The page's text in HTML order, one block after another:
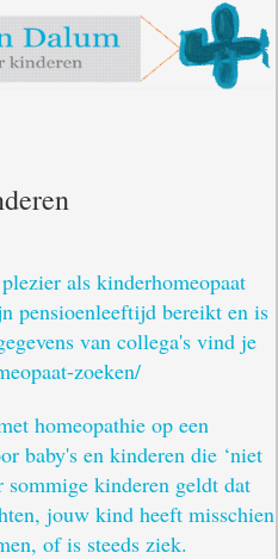
als kinderhomeopaat
pensioenleeftijd bereikt en is
van collega's vind je
zoeken/
homeopathie op een
baby's en kinderen die ‘niet
kinderen geldt dat
jouw kind heeft misschien
of is steeds ziek.